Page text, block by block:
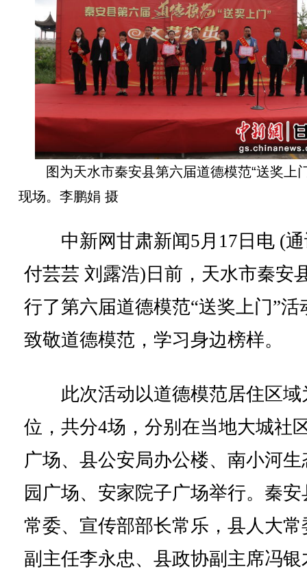
图为天水市秦安县第六届道德模范“送奖上
现场。李鹏娟 摄
中新网甘肃新闻5月17日电 (通
付芸芸 刘露浩)日前，天水市秦安
行了第六届道德模范“送奖上门”活
致敬道德模范，学习身边榜样。
此次活动以道德模范居住区域
位，共分4场，分别在当地大城社
广场、县公安局办公楼、南小河生
园广场、安家院子广场举行。秦安
常委、宣传部部长常乐，县人大常
副主任李永忠、县政协副主席冯银